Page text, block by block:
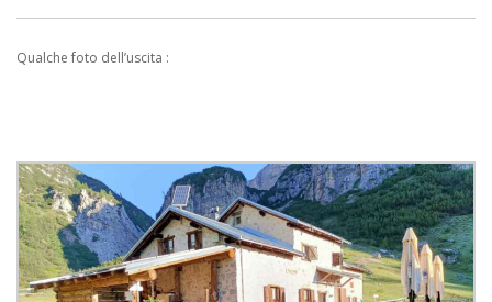
Qualche foto dell’uscita :